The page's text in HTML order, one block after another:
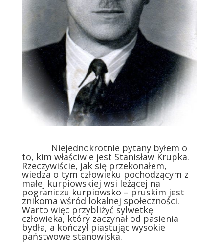
Niejednokrotnie pytany byłem o
to, kim właściwie jest Stanisław Krupka.
Rzeczywiście, jak się przekonałem,
wiedza o tym człowieku pochodzącym z
małej kurpiowskiej wsi leżącej na
pograniczu kurpiowsko – pruskim jest
znikoma wśród lokalnej społeczności.
Warto więc przybliżyć sylwetkę
człowieka, który zaczynał od pasienia
bydła, a kończył piastując wysokie
państwowe stanowiska.